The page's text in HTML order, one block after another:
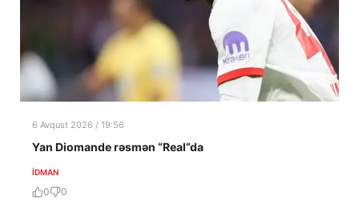
6 Avqust 2026 / 19:56
Yan Diomande rəsmən “Real”da
İDMAN
0 0